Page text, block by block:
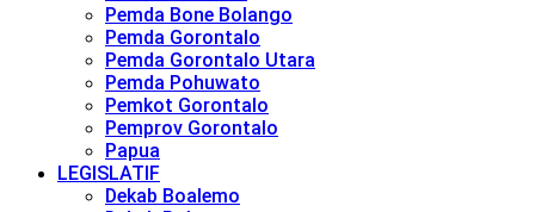
Pemda Bone Bolango
Pemda Gorontalo
Pemda Gorontalo Utara
Pemda Pohuwato
Pemkot Gorontalo
Pemprov Gorontalo
Papua
LEGISLATIF
Dekab Boalemo